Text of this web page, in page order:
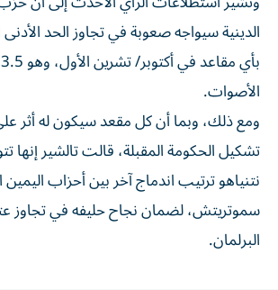
الدينية سيواجه ​صعوبة في تجاوز الحد
الأصوات.
ومع ذلك، وبما أن كل مقعد سيكون له أثر
تشكيل الحكومة المقبلة، قالت تالشير إنها
نتنياهو ترتيب اندماج آخر بين أحزاب
سموتريتش، لضمان ⁠نجاح حليفه في تجاوز
البرلمان.